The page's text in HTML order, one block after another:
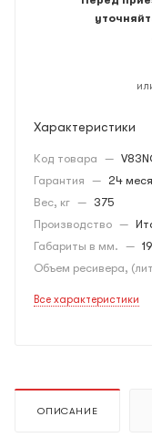
Характеристики
Код товара —
Гарантия — 24
Вес, кг — 375
Производство —
Габариты в мм. —
Объем ресивера,
Все характеристики
ОПИСАНИЕ